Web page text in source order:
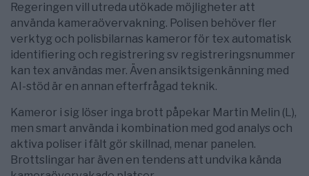
Regeringen vill utreda utökade möjligheter att
använda kameraövervakning. Polisen behöver fler
verktyg och polisbilarnas kameror för tex automatisk
identifiering och registrering sv registreringsnummer
kan tex användas mer. Även ansiktsigenkänning med
AI-stöd är en annan efterfrågad teknik.
Kameror i sig löser inga brott påpekar Martin Melin (L),
men smart använda i kombination med god analys och
aktiva poliser i fält gör skillnad, menar panelen.
Brottslingar har även en tendens att undvika kända